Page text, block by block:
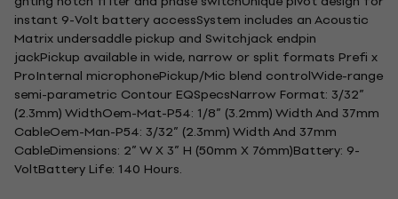
instant 9-Volt battery accessSystem includes an Acoustic
Matrix undersaddle pickup and Switchjack endpin
jackPickup available in wide, narrow or split formats Prefi x
ProInternal microphonePickup/Mic blend controlWide-range
semi-parametric Contour EQSpecsNarrow Format: 3/32”
(2.3mm) WidthOem-Mat-P54: 1/8” (3.2mm) Width And 37mm
CableOem-Man-P54: 3/32” (2.3mm) Width And 37mm
CableDimensions: 2” W X 3” H (50mm X 76mm)Battery: 9-
VoltBattery Life: 140 Hours.